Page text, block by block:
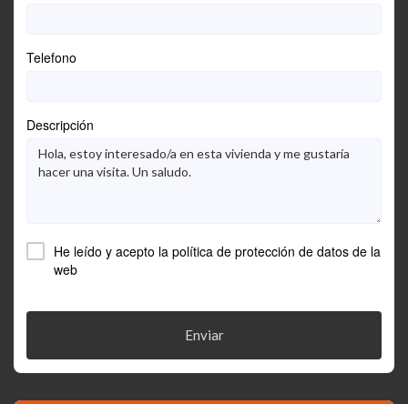
Telefono
Descripción
He leído y acepto la política de protección de datos de la
web
Enviar